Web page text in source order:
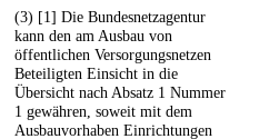
(3) [1] Die Bundesnetzagentur
kann den am Ausbau von
öffentlichen Versorgungsnetzen
Beteiligten Einsicht in die
Übersicht nach Absatz 1 Nummer
1 gewähren, soweit mit dem
Ausbauvorhaben Einrichtungen